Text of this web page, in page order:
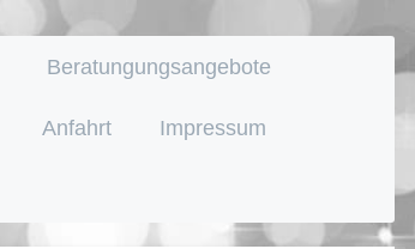
Beratungungsangebote
Anfahrt Impressum